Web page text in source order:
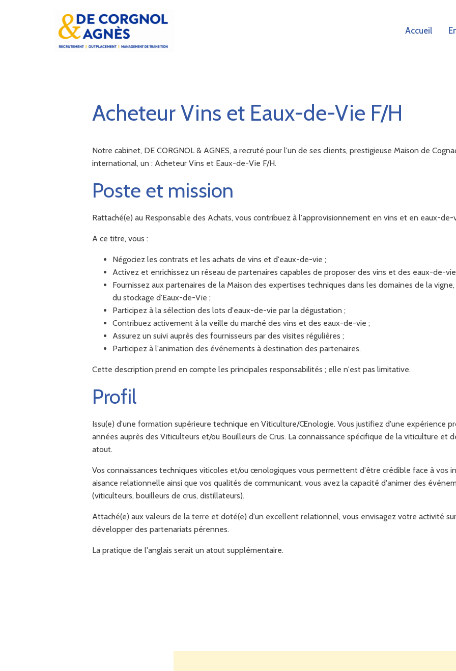
Accueil
Acheteur Vins et Eaux-de-Vie F/H
Notre cabinet, DE CORGNOL & AGNES, a recruté pour l'un de ses clients, prestigieuse Maison de
international, un : Acheteur Vins et Eaux-de-Vie F/H.
Poste et mission
Rattaché(e) au Responsable des Achats, vous contribuez à l'approvisionnement en vins et en eaux-de-
A ce titre, vous :
Négociez les contrats et les achats de vins et d'eaux-de-vie ;
Activez et enrichissez un réseau de partenaires capables de proposer des vins et des eaux-de-
Fournissez aux partenaires de la Maison des expertises techniques dans les domaines de la
du stockage d'Eaux-de-Vie ;
Participez à la sélection des lots d'eaux-de-vie par la dégustation ;
Contribuez activement à la veille du marché des vins et des eaux-de-vie ;
Assurez un suivi auprès des fournisseurs par des visites régulières ;
Participez à l'animation des événements à destination des partenaires.
Cette description prend en compte les principales responsabilités ; elle n'est pas limitative.
Profil
Issu(e) d'une formation supérieure technique en Viticulture/Œnologie. Vous justifiez d'une expérience
années auprès des Viticulteurs et/ou Bouilleurs de Crus. La connaissance spécifique de la viticulture et
atout.
Vos connaissances techniques viticoles et/ou œnologiques vous permettent d'être crédible face à vos
aisance relationnelle ainsi que vos qualités de communicant, vous avez la capacité d'animer des
(viticulteurs, bouilleurs de crus, distillateurs).
Attaché(e) aux valeurs de la terre et doté(e) d'un excellent relationnel, vous envisagez votre activité
développer des partenariats pérennes.
La pratique de l'anglais serait un atout supplémentaire.